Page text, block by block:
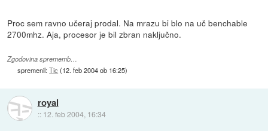
Proc sem ravno učeraj prodal. Na mrazu bi blo na uč benchable
2700mhz. Aja, procesor je bil zbran naključno.
Zgodovina sprememb…
spremenil:Tic (12. feb 2004 ob 16:25)
royal
:: 12. feb 2004, 16:34